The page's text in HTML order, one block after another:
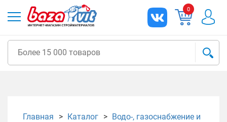
0
Главная Каталог
Водо-, газоснабжение и